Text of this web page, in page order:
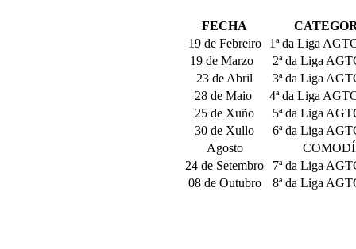
FECHA
19 de Febreiro
1ª da Liga
19 de Marzo
2ª da Liga
23 de Abril
3ª da Liga
28 de Maio
4ª da Liga
25 de Xuño
5ª da Liga
30 de Xullo
6ª da Liga
Agosto
24 de Setembro
7ª da Liga
08 de Outubro
8ª da Liga